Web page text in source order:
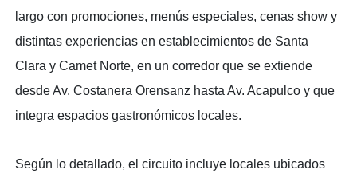
largo con promociones, menús especiales, cenas show y
distintas experiencias en establecimientos de Santa
Clara y Camet Norte, en un corredor que se extiende
desde Av. Costanera Orensanz hasta Av. Acapulco y que
integra espacios gastronómicos locales.
Según lo detallado, el circuito incluye locales ubicados